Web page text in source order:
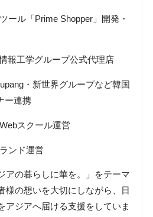
ール「Prime Shopper」開発・
報工学グループ公式代理店
・新世界グループなど韓国
ー連携
スクール運営
ンド運営
アの暮らしに華を。」をテーマ
様の想いを大切にしながら、日
アジアへ届ける支援をしていま